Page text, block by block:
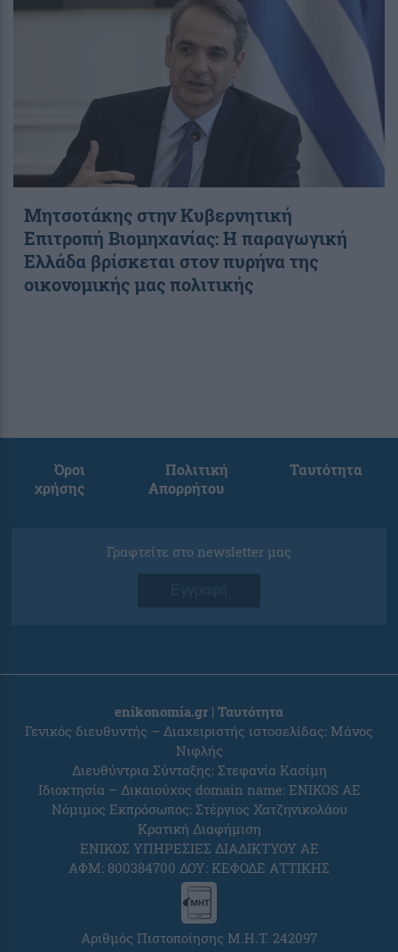
Μητσοτάκης στην Κυβερνητική
Επιτροπή Βιομηχανίας: Η παραγωγική
Ελλάδα βρίσκεται στον πυρήνα της
οικονομικής μας πολιτικής
Όροι
χρήσης
Πολιτική
Απορρήτου
Ταυτότητα
Γραφτείτε στο newsletter μας
Εγγραφή
enikonomia.gr | Ταυτότητα
Γενικός διευθυντής – Διαχειριστής ιστοσελίδας: Μάνος
Νιφλής
Διευθύντρια Σύνταξης: Στεφανία Κασίμη
Ιδιοκτησία – Δικαιούχος domain name: ENIKOS AE
Νόμιμος Εκπρόσωπος: Στέργιος Χατζηνικολάου
Κρατική Διαφήμιση
ΕΝΙΚΟΣ ΥΠΗΡΕΣΙΕΣ ΔΙΑΔΙΚΤΥΟΥ ΑΕ
ΑΦΜ: 800384700 ΔΟΥ: ΚΕΦΟΔΕ ΑΤΤΙΚΗΣ
Αριθμός Πιστοποίησης Μ.Η.Τ. 242097